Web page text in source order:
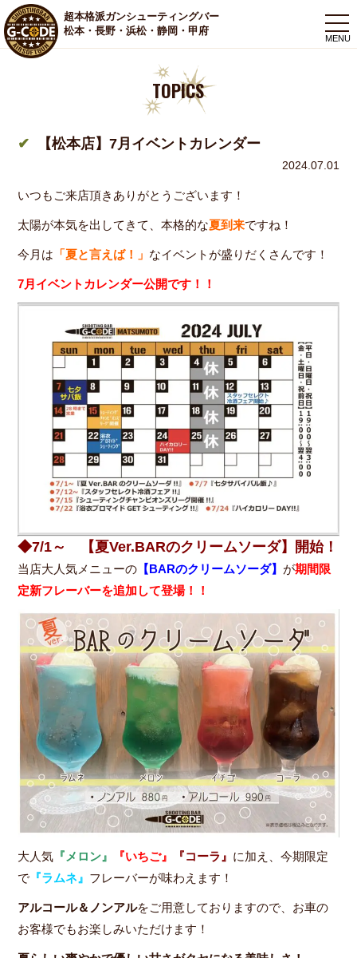
超本格派ガンシューティングバー
松本・長野・浜松・静岡・甲府
TOPICS
【松本店】7月イベントカレンダー
2024.07.01
いつもご来店頂きありがとうございます！
太陽が本気を出してきて、本格的な夏到来ですね！
今月は 「夏と言えば！」 なイベントが盛りだくさんです！
7月イベントカレンダー公開です！！
◆7/1～ 【夏Ver.BARのクリームソーダ】開始！
当店大人気メニューの 【BARのクリームソーダ】 が期間限
定新フレーバーを追加して登場！！
大人気 『メロン』 『いちご』 『コーラ』 に加え、今期限定
で 『ラムネ』 フレーバーが味わえます！
アルコール＆ノンアルをご用意しておりますので、お車の
お客様でもお楽しみいただけます！